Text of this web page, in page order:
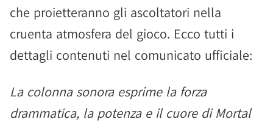
che proietteranno gli ascoltatori nella
cruenta atmosfera del gioco. Ecco tutti i
dettagli contenuti nel comunicato ufficiale:
La colonna sonora esprime la forza
drammatica, la potenza e il cuore di Mortal